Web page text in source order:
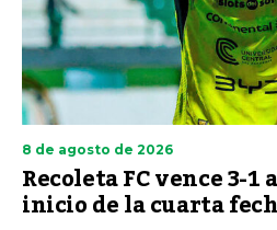
8 de agosto de 2026
Recoleta FC vence 3-1
inicio de la cuarta